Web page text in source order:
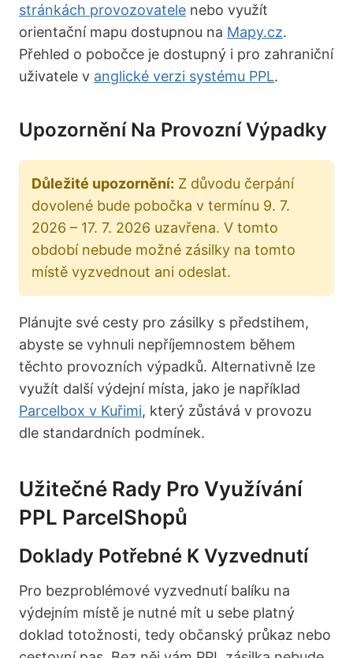
stránkách provozovatele nebo využít
orientační mapu dostupnou na Mapy.cz.
Přehled o pobočce je dostupný i pro zahraniční
uživatele v anglické verzi systému PPL.
Upozornění Na Provozní Výpadky
Důležité upozornění: Z důvodu čerpání
dovolené bude pobočka v termínu 9. 7.
2026 – 17. 7. 2026 uzavřena. V tomto
období nebude možné zásilky na tomto
místě vyzvednout ani odeslat.
Plánujte své cesty pro zásilky s předstihem,
abyste se vyhnuli nepříjemnostem během
těchto provozních výpadků. Alternativně lze
využít další výdejní místa, jako je například
Parcelbox v Kuřimi, který zůstává v provozu
dle standardních podmínek.
Užitečné Rady Pro Využívání
PPL ParcelShopů
Doklady Potřebné K Vyzvednutí
Pro bezproblémové vyzvednutí balíku na
výdejním místě je nutné mít u sebe platný
doklad totožnosti, tedy občanský průkaz nebo